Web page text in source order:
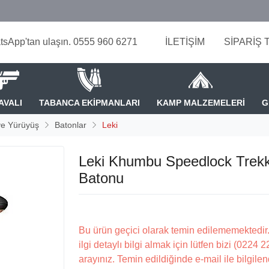
ulaşın. 0555 960 6271 İLETİŞİM SİPARİŞ
TABANCA EKİPMANLARI KAMP MALZEMELERİ
Yürüyüş Batonlar Leki
Leki Khumbu Speedlock
Batonu
Bu ürün geçici olarak temin
ilgi detaylı bilgi almak için lütfen bizi (0224
arayınız. Temin edildiğinde e-mail ile